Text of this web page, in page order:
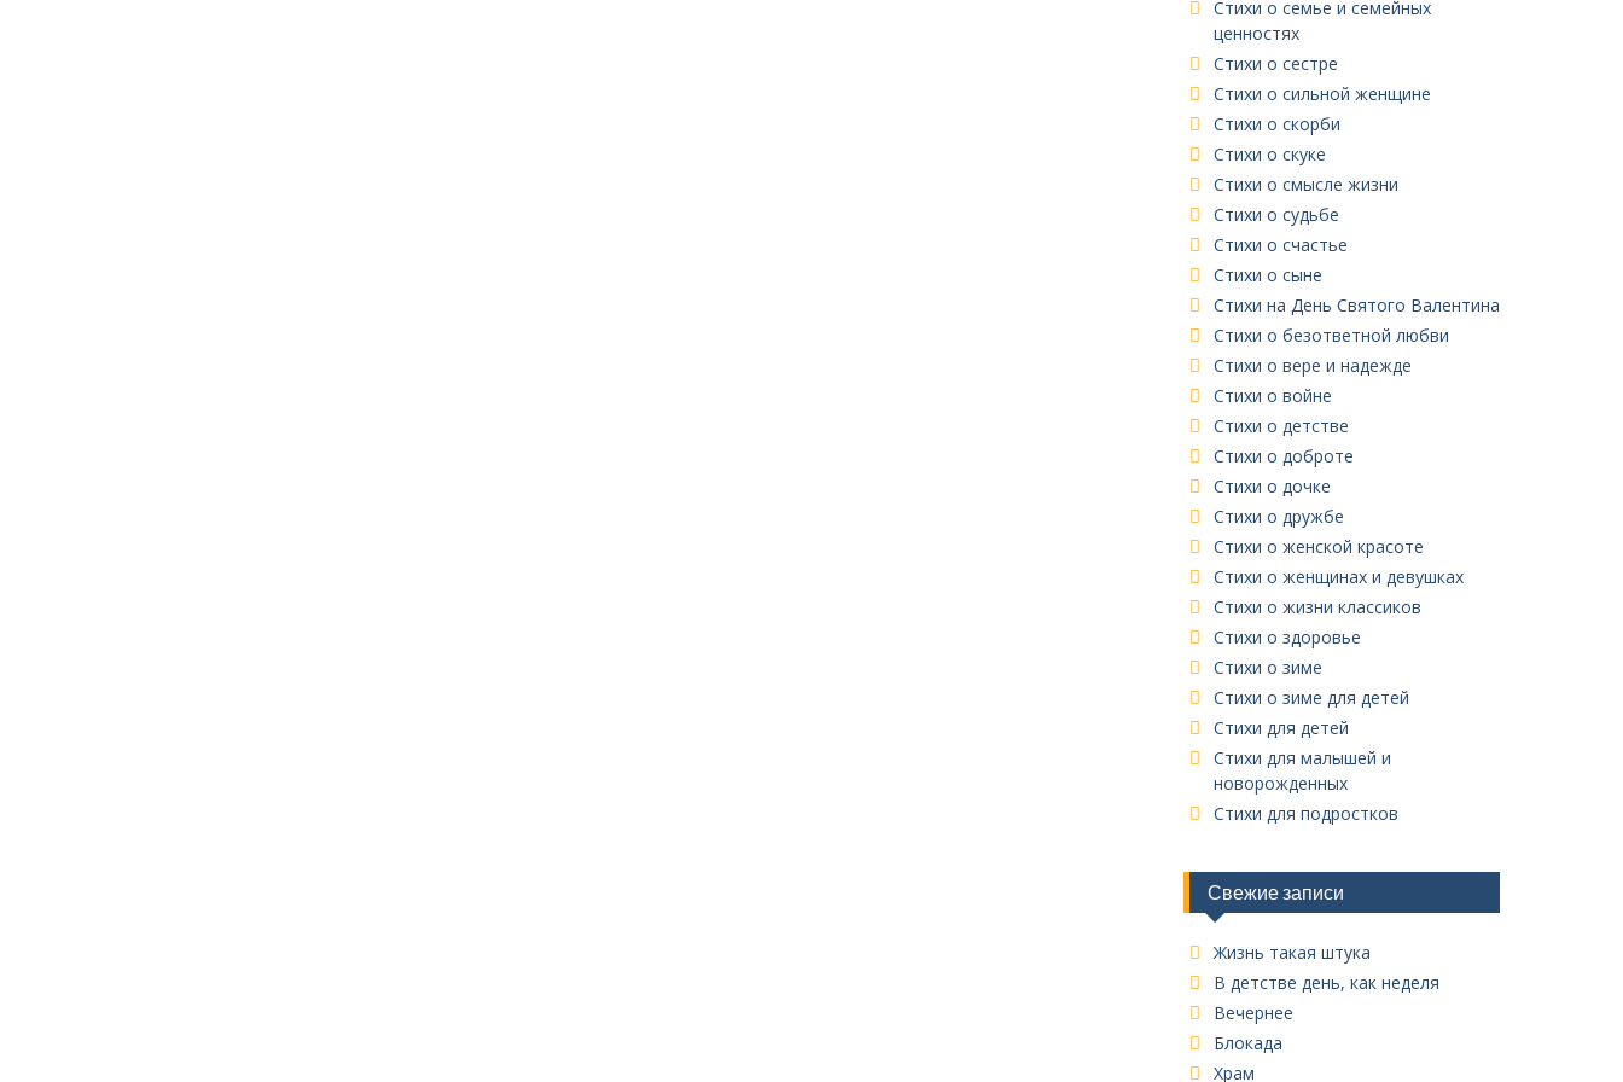
Стихи о семье и семейных
ценностях
Стихи о сестре
Стихи о сильной женщине
Стихи о скорби
Стихи о скуке
Стихи о смысле жизни
Стихи о судьбе
Стихи о счастье
Стихи о сыне
Стихи на День Святого Валентина
Стихи о безответной любви
Стихи о вере и надежде
Стихи о войне
Стихи о детстве
Стихи о доброте
Стихи о дочке
Стихи о дружбе
Стихи о женской красоте
Стихи о женщинах и девушках
Стихи о жизни классиков
Стихи о здоровье
Стихи о зиме
Стихи о зиме для детей
Стихи для детей
Стихи для малышей и
новорожденных
Стихи для подростков
Свежие записи
Жизнь такая штука
В детстве день, как неделя
Вечернее
Блокада
Храм